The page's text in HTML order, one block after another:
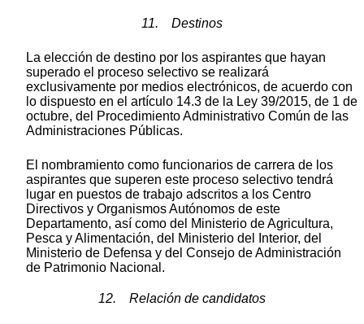
11. Destinos
La elección de destino por los aspirantes que hayan
superado el proceso selectivo se realizará
exclusivamente por medios electrónicos, de acuerdo con
lo dispuesto en el artículo 14.3 de la Ley 39/2015, de 1 de
octubre, del Procedimiento Administrativo Común de las
Administraciones Públicas.
El nombramiento como funcionarios de carrera de los
aspirantes que superen este proceso selectivo tendrá
lugar en puestos de trabajo adscritos a los Centro
Directivos y Organismos Autónomos de este
Departamento, así como del Ministerio de Agricultura,
Pesca y Alimentación, del Ministerio del Interior, del
Ministerio de Defensa y del Consejo de Administración
de Patrimonio Nacional.
12. Relación de candidatos